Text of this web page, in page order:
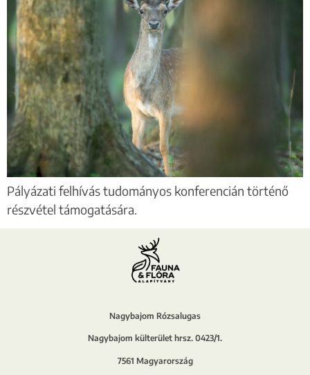
Pályázati felhívás tudományos konferencián történő
részvétel támogatására.
Nagybajom Rózsalugas
Nagybajom külterület hrsz. 0423/1.
7561 Magyarország